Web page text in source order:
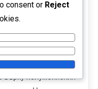
в по-
върху колумбийския
consent or Reject